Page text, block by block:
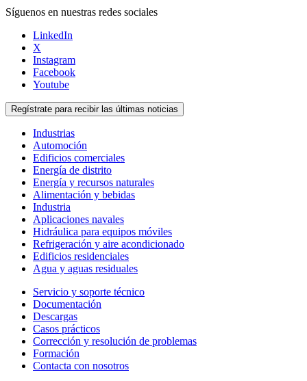
Síguenos en nuestras redes sociales
LinkedIn
X
Instagram
Facebook
Youtube
Regístrate para recibir las últimas noticias
Industrias
Automoción
Edificios comerciales
Energía de distrito
Energía y recursos naturales
Alimentación y bebidas
Industria
Aplicaciones navales
Hidráulica para equipos móviles
Refrigeración y aire acondicionado
Edificios residenciales
Agua y aguas residuales
Servicio y soporte técnico
Documentación
Descargas
Casos prácticos
Corrección y resolución de problemas
Formación
Contacta con nosotros